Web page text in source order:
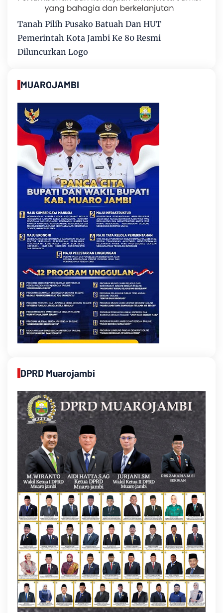
Tanah Pilih Pusako Batuah Dan HUT
Pemerintah Kota Jambi Ke 80 Resmi
Diluncurkan Logo
MUAROJAMBI
DPRD Muarojambi